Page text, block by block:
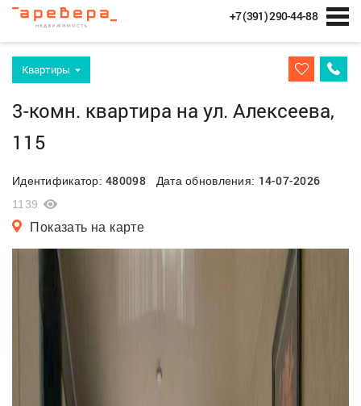
+7 (391) 290-44-88
Квартиры
3-комн. квартира на ул. Алексеева,
115
Идентификатор:480098Дата обновления: 14-07-2026
1139
Показать на карте